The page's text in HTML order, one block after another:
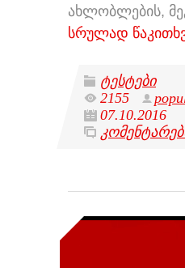
ახლობლების,
სრულად
ტესტები
2155
07.10.2016